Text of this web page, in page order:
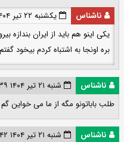
ناشناس
یکشنبه ۲۲ تیر ۱۴۰۴ ۲۲:۳۴:۱۳
یکی اینو هم باید از ایران بندازه
بره اونجا به اشتباه کردم بیخود
ناشناس
شنبه ۲۱ تیر ۱۴۰۴ ۱۸:۰۳:۳۹
طلب باباتونو مگه از ما می خواین
ناشناس
شنبه ۲۱ تیر ۱۴۰۴ ۱۸:۱۶:۴۲